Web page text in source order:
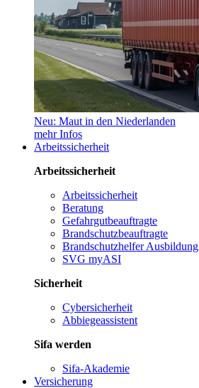
Neu: Maut in den Niederlanden
mehr Infos
Arbeitssicherheit
Arbeitssicherheit
Arbeitssicherheit
Beratung
Gefahrgutbeauftragte
Brandschutzbeauftragte
Brandschutzhelfer Ausbildung
SVG myASI
Sicherheit
Cybersicherheit
Abbiegeassistent
Sifa werden
Sifa-Akademie
Versicherung